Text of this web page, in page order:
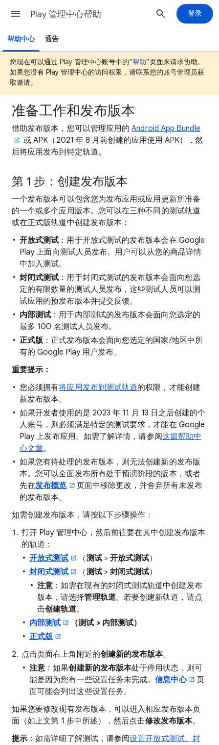
Play 管理中心帮助 登录
帮助中心 通告
您现在可以通过 Play 管理中心账号中的“帮助”页面来请求协助。
如果您没有 Play 管理中心的访问权限，请联系您的账号管理员获
取邀请。
准备工作和发布版本
借助发布版本，您可以管理应用的Android App Bundle
或 APK（2021 年 8 月前创建的应用使用 APK），然
后将应用发布到特定轨道。
第 1 步：创建发布版本
一个发布版本可以包含您为发布应用或应用更新所准备
的一个或多个应用版本。您可以在三种不同的测试轨道
或在正式版轨道中创建发布版本：
开放式测试 ：用于开放式测试的发布版本会在 Google
Play 上面向测试人员发布。用户可以从您的商品详情
中加入测试。
封闭式测试 ：用于封闭式测试的发布版本会面向您选
定的有限数量的测试人员发布，这些测试人员可以测
试应用的预发布版本并提交反馈。
内部测试 ：用于内部测试的发布版本会面向您选定的
最多 100 名测试人员发布。
正式版：正式发布版本会面向您选定的国家/地区中所
有的 Google Play 用户发布。
重要提示：
您必须拥有将应用发布到测试轨道的权限，才能创建
新发布版本。
如果开发者使用的是 2023 年 11 月 13 日之后创建的个
人账号，则必须满足特定的测试要求，才能在 Google
Play 上发布应用。如需了解详情，请参阅这篇帮助中
心文章。
如果您有待处理的发布版本，则无法创建新的发布版
本。您可以全面发布所有处于预演阶段的版本，或者
先在发布概览
页面中移除更改，并舍弃所有未发布
的发布版本。
如需创建发布版本，请按以下步骤操作：
打开 Play 管理中心，然后前往要在其中创建发布版本
的轨道：
开放式测试
（测试> 开放式测试）
封闭式测试
（测试> 封闭式测试）
注意：如需在现有的封闭式测试轨道中创建发布
版本，请选择管理轨道。若要创建新轨道，请点
击创建轨道。
内部测试
（测试 > 内部测试）
正式版
点击页面右上角附近的创建新的发布版本。
注意：如果创建新的发布版本处于停用状态，则可
能是因为您有一些设置任务未完成。信息中心
页
面可能会列出这些设置任务。
如果您要修改现有发布版本，可以进入相应发布版本页
面（如上文第 1 步中所述），然后点击修改发布版本。
提示 ：如需详细了解测试，请参阅设置开放式测试、封